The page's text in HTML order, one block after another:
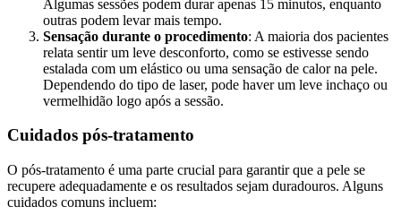
Algumas sessões podem durar apenas 15 minutos, enquanto
outras podem levar mais tempo.
Sensação durante o procedimento: A maioria dos pacientes
relata sentir um leve desconforto, como se estivesse sendo
estalada com um elástico ou uma sensação de calor na pele.
Dependendo do tipo de laser, pode haver um leve inchaço ou
vermelhidão logo após a sessão.
Cuidados pós-tratamento
O pós-tratamento é uma parte crucial para garantir que a pele se
recupere adequadamente e os resultados sejam duradouros. Alguns
cuidados comuns incluem: